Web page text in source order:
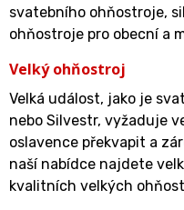
svatebního ohňostroje,
ohňostroje pro obecní a
Velký ohňostroj
Velká událost, jako je
nebo Silvestr, vyžaduje
oslavence překvapit a
naší nabídce najdete
kvalitních velkých